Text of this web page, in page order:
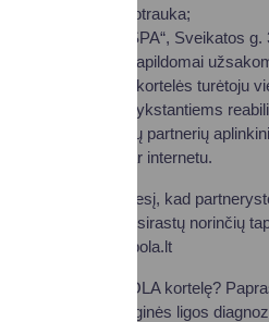
panoraminė nuotrauka;
„UPA Medical SPA“, Sveikatos
programoms, papildomai
kartu su POLA kortelės turėtoju
netaikomos atvykstantiems
bei daugybė kitų partnerių
parduotuvėse ar internetu.
POLA atkreipia dėmesį, kad
sutikimu, tad jeigu atsirastų norinčių
kortele@pola.lt
Kaip galima gauti POLA kortelę?
bei pridedant onkologinės ligos